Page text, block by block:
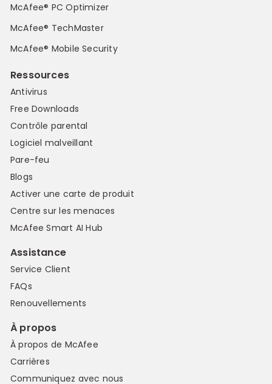
McAfee® PC Optimizer
McAfee® TechMaster
McAfee® Mobile Security
Ressources
Antivirus
Free Downloads
Contrôle parental
Logiciel malveillant
Pare-feu
Blogs
Activer une carte de produit
Centre sur les menaces
McAfee Smart AI Hub
Assistance
Service Client
FAQs
Renouvellements
À propos
À propos de McAfee
Carrières
Communiquez avec nous